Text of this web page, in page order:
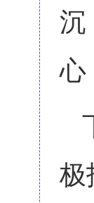
沉
心
极